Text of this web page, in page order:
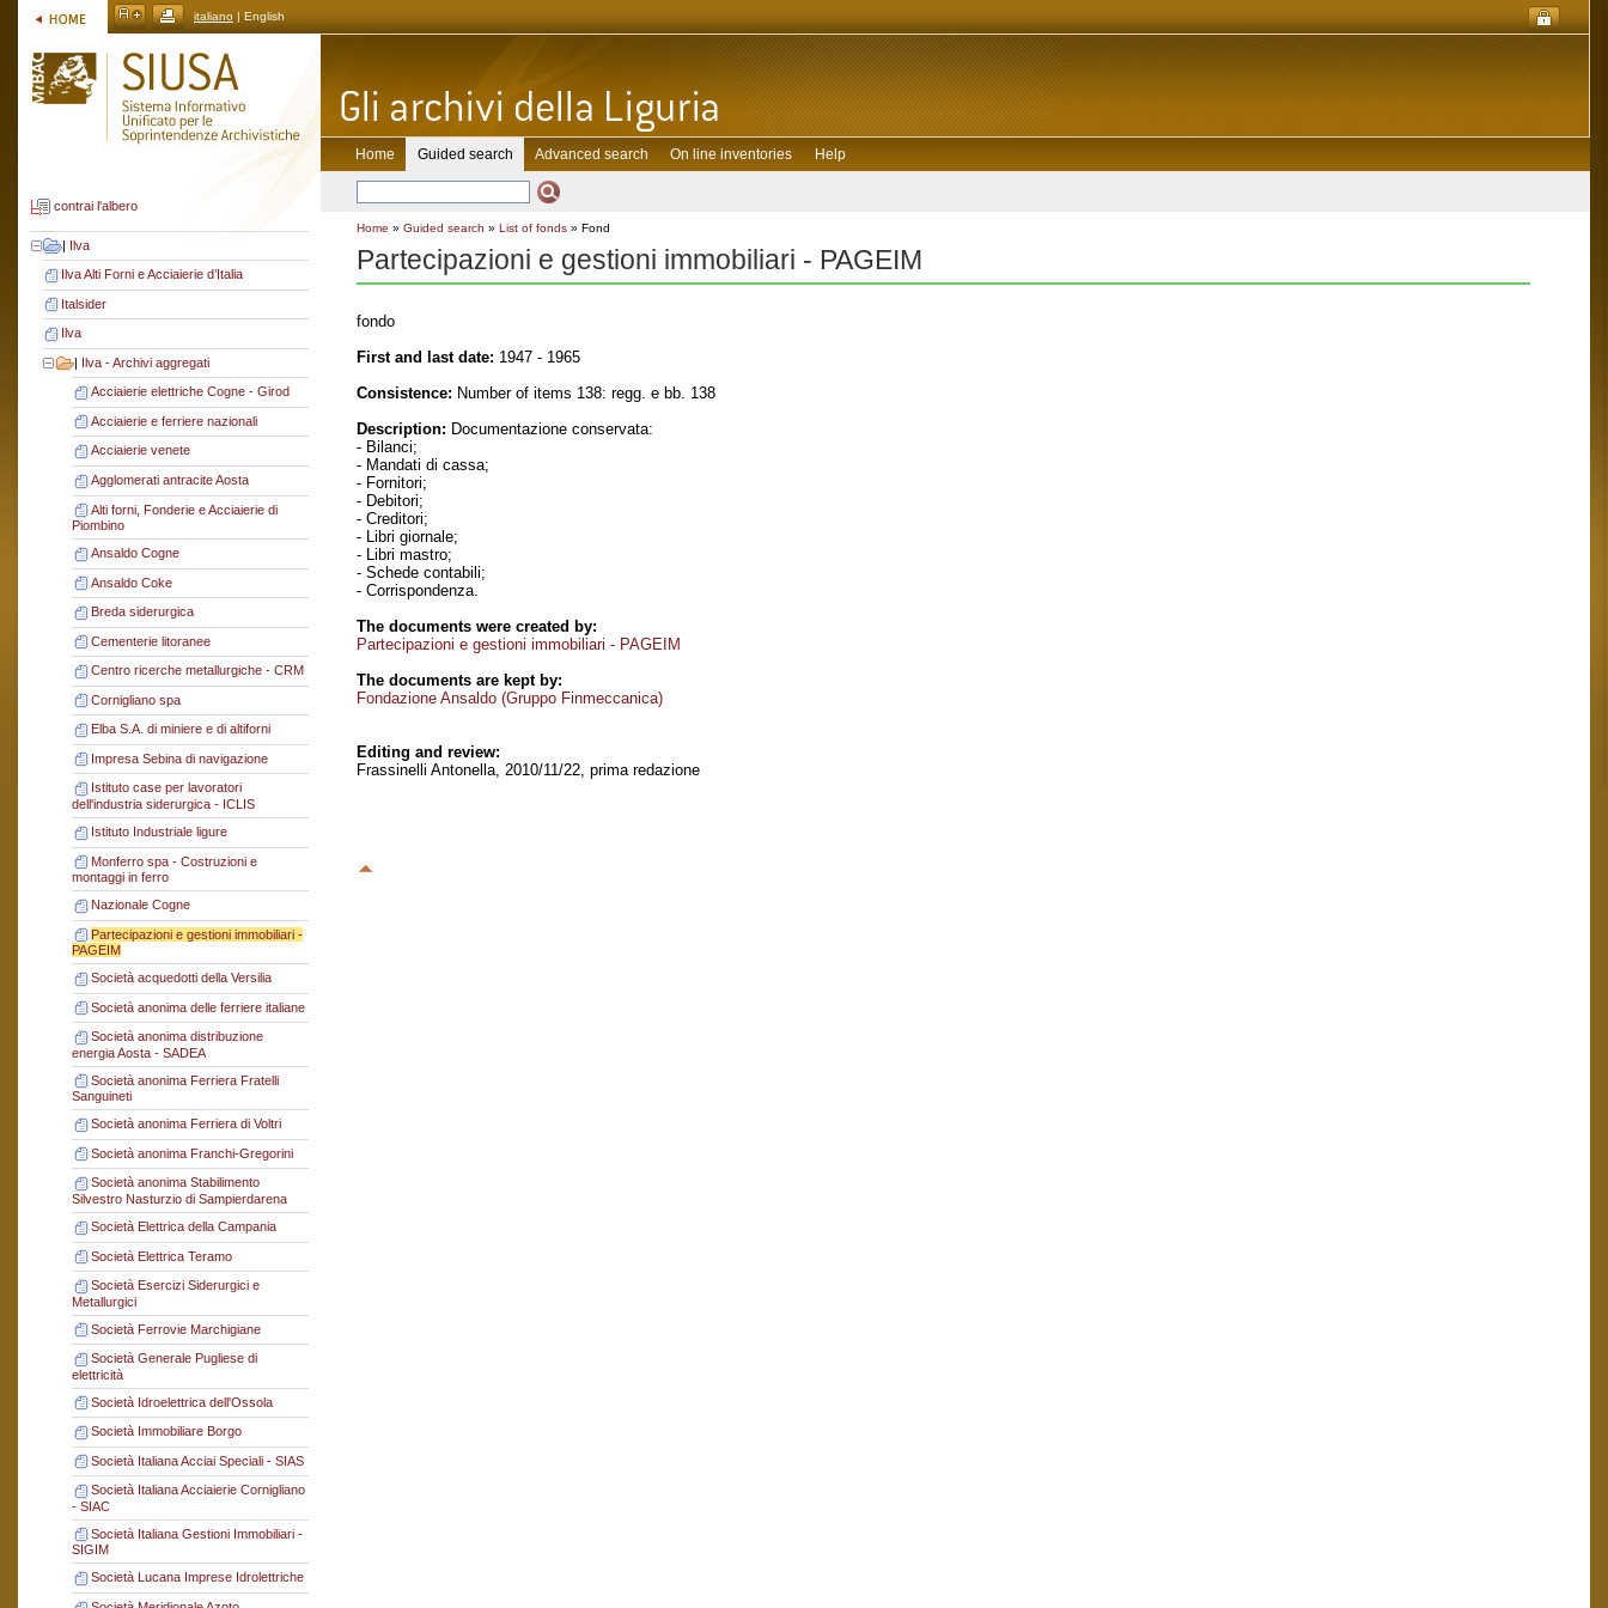
italiano | English
contrai l'albero
| Ilva
Ilva Alti Forni e Acciaierie d’Italia
Italsider
Ilva
| Ilva - Archivi aggregati
Acciaierie elettriche Cogne - Girod
Acciaierie e ferriere nazionali
Acciaierie venete
Agglomerati antracite Aosta
Alti forni, Fonderie e Acciaierie di
Piombino
Ansaldo Cogne
Ansaldo Coke
Breda siderurgica
Cementerie litoranee
Centro ricerche metallurgiche - CRM
Cornigliano spa
Elba S.A. di miniere e di altiforni
Impresa Sebina di navigazione
Istituto case per lavoratori
dell'industria siderurgica - ICLIS
Istituto Industriale ligure
Monferro spa - Costruzioni e
montaggi in ferro
Nazionale Cogne
Partecipazioni e gestioni immobiliari -
PAGEIM
Società acquedotti della Versilia
Società anonima delle ferriere italiane
Società anonima distribuzione
energia Aosta - SADEA
Società anonima Ferriera Fratelli
Sanguineti
Società anonima Ferriera di Voltri
Società anonima Franchi-Gregorini
Società anonima Stabilimento
Silvestro Nasturzio di Sampierdarena
Società Elettrica della Campania
Società Elettrica Teramo
Società Esercizi Siderurgici e
Metallurgici
Società Ferrovie Marchigiane
Società Generale Pugliese di
elettricità
Società Idroelettrica dell'Ossola
Società Immobiliare Borgo
Società Italiana Acciai Speciali - SIAS
Società Italiana Acciaierie Cornigliano
- SIAC
Società Italiana Gestioni Immobiliari -
SIGIM
Società Lucana Imprese Idrolettriche
Home Guided search Advanced search On line inventories Help
Home » Guided search » List of fonds » Fond
Partecipazioni e gestioni immobiliari - PAGEIM
fondo
First and last date: 1947 - 1965
Consistence: Number of items 138: regg. e bb. 138
Description: Documentazione conservata:
- Bilanci;
- Mandati di cassa;
- Fornitori;
- Debitori;
- Creditori;
- Libri giornale;
- Libri mastro;
- Schede contabili;
- Corrispondenza.
The documents were created by:
Partecipazioni e gestioni immobiliari - PAGEIM
The documents are kept by:
Fondazione Ansaldo (Gruppo Finmeccanica)
Editing and review:
Frassinelli Antonella, 2010/11/22, prima redazione